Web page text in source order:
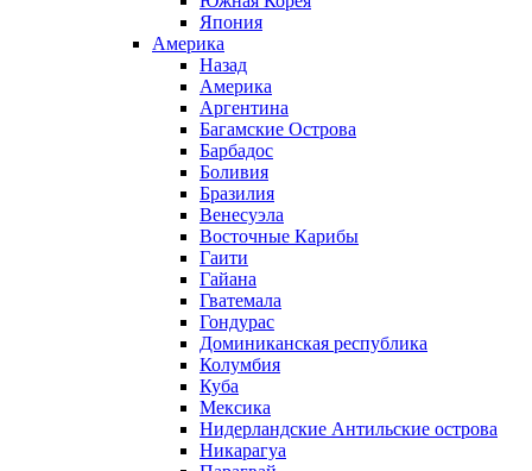
Япония
Америка
Назад
Америка
Аргентина
Багамские Острова
Барбадос
Боливия
Бразилия
Венесуэла
Восточные Карибы
Гаити
Гайана
Гватемала
Гондурас
Доминиканская республика
Колумбия
Куба
Мексика
Нидерландские Антильские острова
Никарагуа